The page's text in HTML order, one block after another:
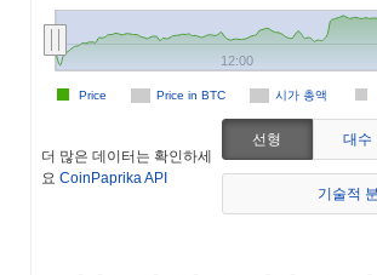
Price in BTC 시가 총액
Price
12:00
더 많은 데이터는 확인하세
요 CoinPaprika API
선형 대수
기술적